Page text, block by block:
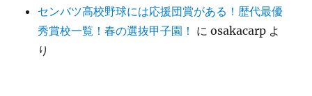
センバツ高校野球には応援団賞がある！歴代最優
秀賞校一覧！春の選抜甲子園！ にosakacarp よ
り